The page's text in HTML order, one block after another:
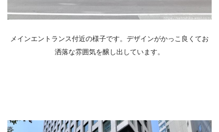
メインエントランス付近の様子です。デザインがかっこ良くてお
洒落な雰囲気を醸し出しています。